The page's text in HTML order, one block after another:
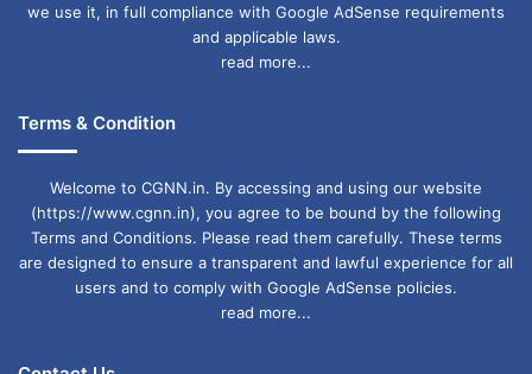
we use it, in full compliance with Google AdSense requirements
and applicable laws.
read more...
Terms & Condition
Welcome to CGNN.in. By accessing and using our website
(https://www.cgnn.in), you agree to be bound by the following
Terms and Conditions. Please read them carefully. These terms
are designed to ensure a transparent and lawful experience for all
users and to comply with Google AdSense policies.
read more...